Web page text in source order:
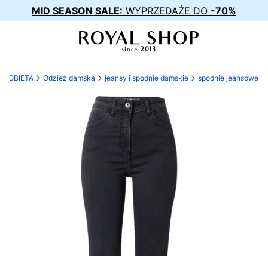
MID SEASON SALE: WYPRZEDAŻE DO -70%
KOBIETA Odzież damska jeansy i spodnie damskie spodnie jeansowe